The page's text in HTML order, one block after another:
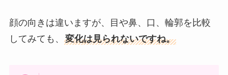
顔の向きは違いますが、目や鼻、口、輪郭を比較
してみても、 変化は見られないですね。